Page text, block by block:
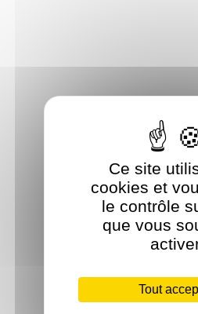
Ce site
cookies et
le contrôle
que vous
Tout